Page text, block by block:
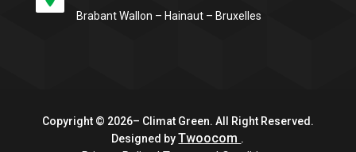
Brabant Wallon – Hainaut – Bruxelles
Copyright © 2026– Climat Green. All Right Reserved.
Designed byTwoocom .